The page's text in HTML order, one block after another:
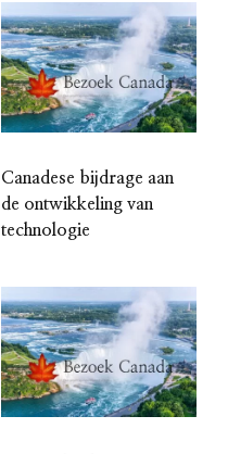
Canadese bijdrage aan
de ontwikkeling van
technologie